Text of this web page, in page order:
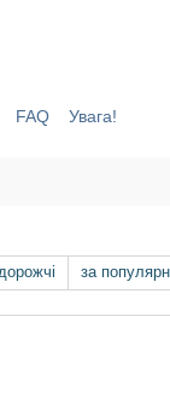
FAQ
Увага!
за